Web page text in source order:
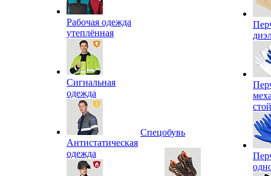
Рабочая одежда
утеплённая
Сигнальная
одежда
Антистатическая
одежда
Спецобувь